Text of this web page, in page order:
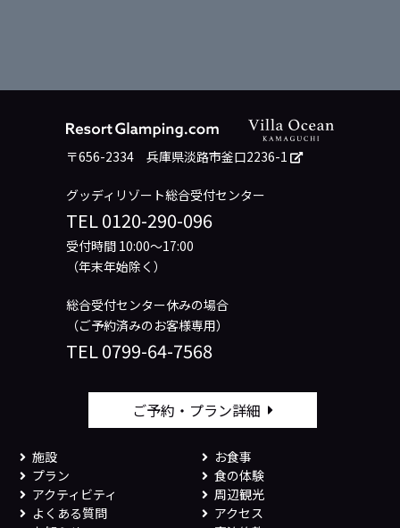
〒656-2334 兵庫県淡路市釜口2236-1
グッディリゾート総合受付センター
TEL0120-290-096
受付時間 10:00～17:00
（年末年始除く）
総合受付センター休みの場合
（ご予約済みのお客様専用）
TEL0799-64-7568
ご予約・プラン詳細
施設
お食事
プラン
食の体験
アクティビティ
周辺観光
よくある質問
アクセス